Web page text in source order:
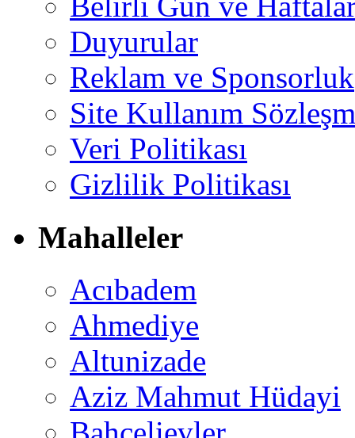
Duyurular
Reklam ve Sponsorluk
Site Kullanım
Veri Politikası
Gizlilik Politikası
Mahalleler
Acıbadem
Ahmediye
Altunizade
Aziz Mahmut Hüdayi